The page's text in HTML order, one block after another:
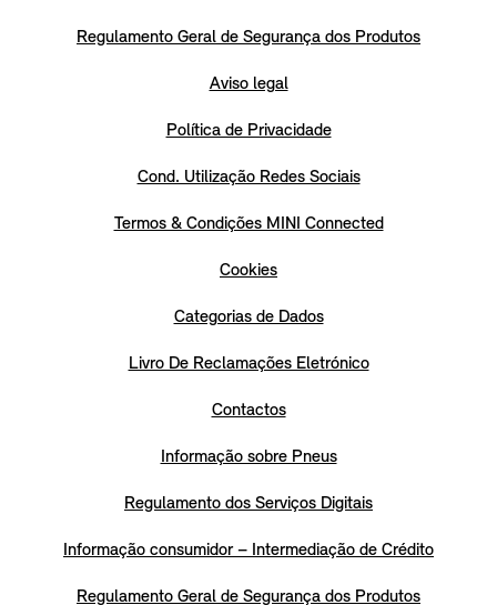
Regulamento Geral de Segurança dos Produtos
Aviso legal
Política de Privacidade
Cond. Utilização Redes Sociais
Termos & Condições MINI Connected
Cookies
Categorias de Dados
Livro De Reclamações Eletrónico
Contactos
Informação sobre Pneus
Regulamento dos Serviços Digitais
Informação consumidor – Intermediação de Crédito
Regulamento Geral de Segurança dos Produtos